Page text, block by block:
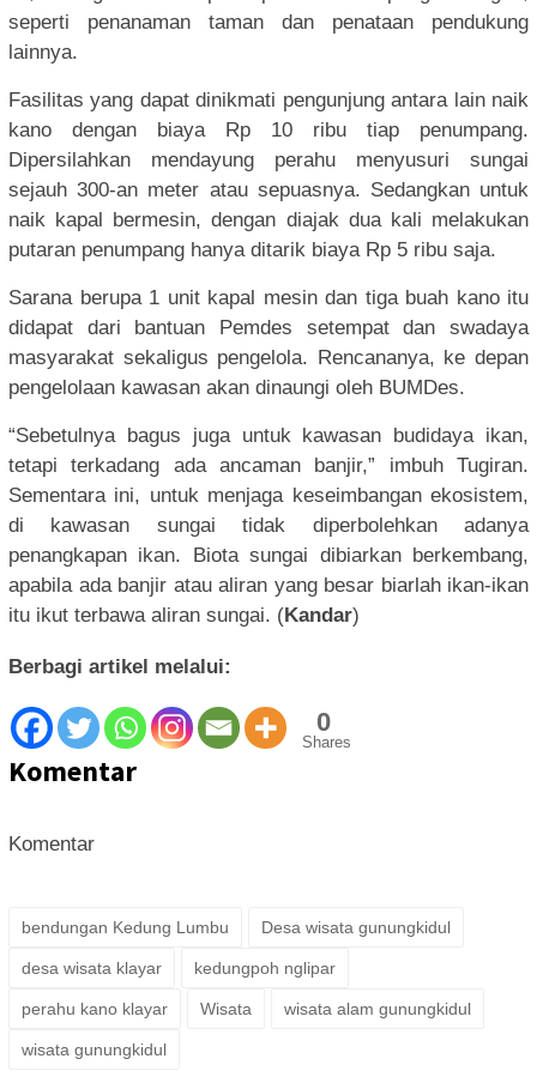
seperti penanaman taman dan penataan pendukung
lainnya.
Fasilitas yang dapat dinikmati pengunjung antara lain naik
kano dengan biaya Rp 10 ribu tiap penumpang.
Dipersilahkan mendayung perahu menyusuri sungai
sejauh 300-an meter atau sepuasnya. Sedangkan untuk
naik kapal bermesin, dengan diajak dua kali melakukan
putaran penumpang hanya ditarik biaya Rp 5 ribu saja.
Sarana berupa 1 unit kapal mesin dan tiga buah kano itu
didapat dari bantuan Pemdes setempat dan swadaya
masyarakat sekaligus pengelola. Rencananya, ke depan
pengelolaan kawasan akan dinaungi oleh BUMDes.
“Sebetulnya bagus juga untuk kawasan budidaya ikan,
tetapi terkadang ada ancaman banjir,” imbuh Tugiran.
Sementara ini, untuk menjaga keseimbangan ekosistem,
di kawasan sungai tidak diperbolehkan adanya
penangkapan ikan. Biota sungai dibiarkan berkembang,
apabila ada banjir atau aliran yang besar biarlah ikan-ikan
itu ikut terbawa aliran sungai. (Kandar)
Berbagi artikel melalui:
0
Shares
Komentar
Komentar
bendungan Kedung Lumbu Desa wisata gunungkidul
desa wisata klayar kedungpoh nglipar
perahu kano klayar Wisata wisata alam gunungkidul
wisata gunungkidul